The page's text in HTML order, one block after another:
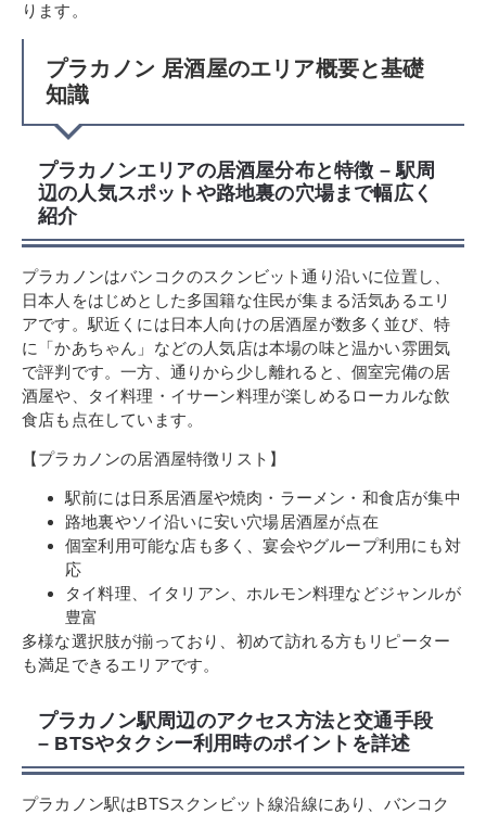
ります。
プラカノン 居酒屋のエリア概要と基礎
知識
プラカノンエリアの居酒屋分布と特徴 – 駅周
辺の人気スポットや路地裏の穴場まで幅広く
紹介
プラカノンはバンコクのスクンビット通り沿いに位置し、
日本人をはじめとした多国籍な住民が集まる活気あるエリ
アです。駅近くには日本人向けの居酒屋が数多く並び、特
に「かあちゃん」などの人気店は本場の味と温かい雰囲気
で評判です。一方、通りから少し離れると、個室完備の居
酒屋や、タイ料理・イサーン料理が楽しめるローカルな飲
食店も点在しています。
【プラカノンの居酒屋特徴リスト】
駅前には日系居酒屋や焼肉・ラーメン・和食店が集中
路地裏やソイ沿いに安い穴場居酒屋が点在
個室利用可能な店も多く、宴会やグループ利用にも対
応
タイ料理、イタリアン、ホルモン料理などジャンルが
豊富
多様な選択肢が揃っており、初めて訪れる方もリピーター
も満足できるエリアです。
プラカノン駅周辺のアクセス方法と交通手段
– BTSやタクシー利用時のポイントを詳述
プラカノン駅はBTSスクンビット線沿線にあり、バンコク